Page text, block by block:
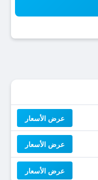
عرض الأسعار
عرض الأسعار
عرض الأسعار